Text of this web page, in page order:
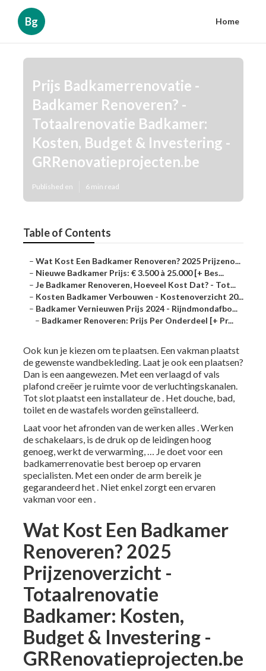
Bg Home
Prijs Badkamerrenovatie -
Badkamer Renoveren? -
Totaalrenovatie Badkamer:
Kosten, Budget & Investering -
GRRenovatieprojecten.be
Published en 6 min read
Table of Contents
– Wat Kost Een Badkamer Renoveren? 2025 Prijzeno...
– Nieuwe Badkamer Prijs: € 3.500 à 25.000 [+ Bes...
– Je Badkamer Renoveren, Hoeveel Kost Dat? - Tot...
– Kosten Badkamer Verbouwen - Kostenoverzicht 20...
– Badkamer Vernieuwen Prijs 2024 - Rijndmondafbo...
– Badkamer Renoveren: Prijs Per Onderdeel [+ Pr...
Ook kun je kiezen om te plaatsen. Een vakman plaatst
de gewenstewandbekleding. Laat je ook een plaatsen?
Dan is een aangewezen. Met een verlaagd of vals
plafond creëer je ruimte voor de verluchtingskanalen.
Tot slot plaatst een installateur de . Het douche, bad,
toilet en de wastafels worden geïnstalleerd.
Laat voor het afronden van de werken alles . Werken
de schakelaars, is de druk op de leidingen hoog
genoeg, werkt de verwarming, … Je doet voor een
badkamerrenovatie best beroep op ervaren
specialisten. Met een onder de arm bereik je
gegarandeerd het . Niet enkel zorgt een ervaren
vakman voor een .
Wat Kost Een Badkamer
Renoveren? 2025
Prijzenoverzicht -
Totaalrenovatie
Badkamer: Kosten,
Budget & Investering -
GRRenovatieprojecten.be